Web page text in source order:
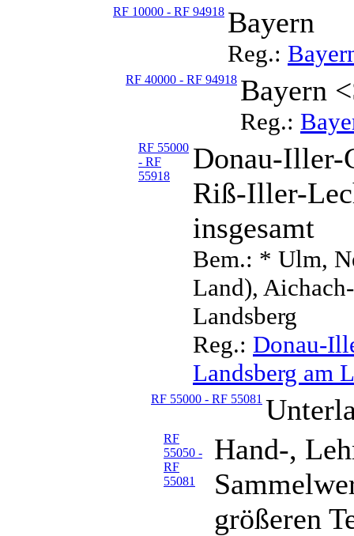
RF 10000 - RF 94918 Bayern
Reg.:
RF 40000 - RF 94918 Bayern
Reg.:
RF 55000
- RF
55918
Donau-Iller-
Riß-Iller-
insgesamt
Bem.: * Ulm,
Land),
Landsberg
Reg.: Donau-
Landsberg am
RF 55000 - RF 55081
RF
55050 -
RF
55081
Hand-,
größeren